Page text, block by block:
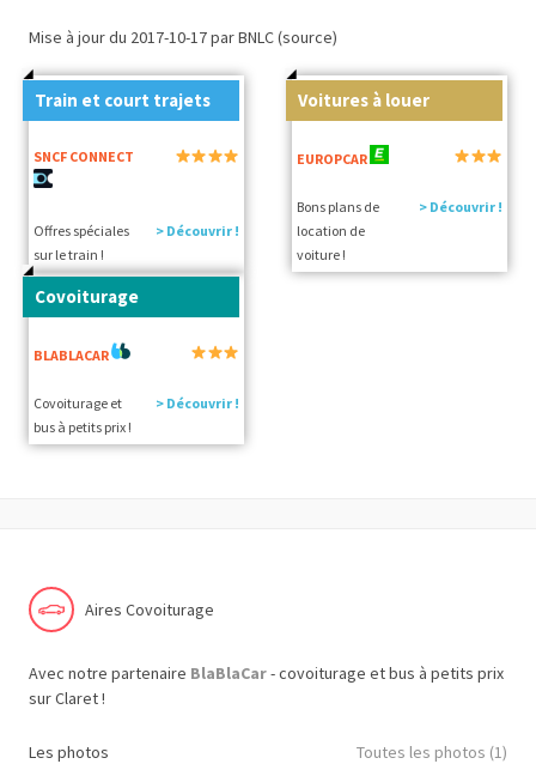
Mise à jour du 2017-10-17 par BNLC (source)
Train et court trajets
SNCF CONNECT
Offres spéciales
sur le train !
> Découvrir !
Voitures à louer
EUROPCAR
Bons plans de
location de
voiture !
> Découvrir !
Covoiturage
BLABLACAR
Covoiturage et
bus à petits prix !
> Découvrir !
Aires Covoiturage
Avec notre partenaire BlaBlaCar- covoiturage et bus à petits prix
sur Claret !
Les photos Toutes les photos (1)